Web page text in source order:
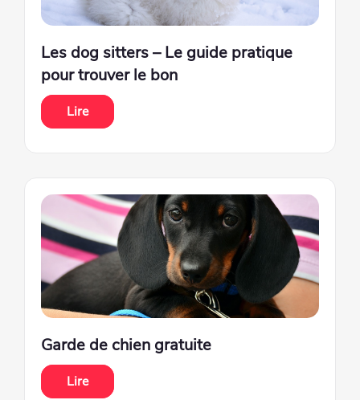
Les dog sitters – Le guide pratique
pour trouver le bon
Lire
Garde de chien gratuite
Lire